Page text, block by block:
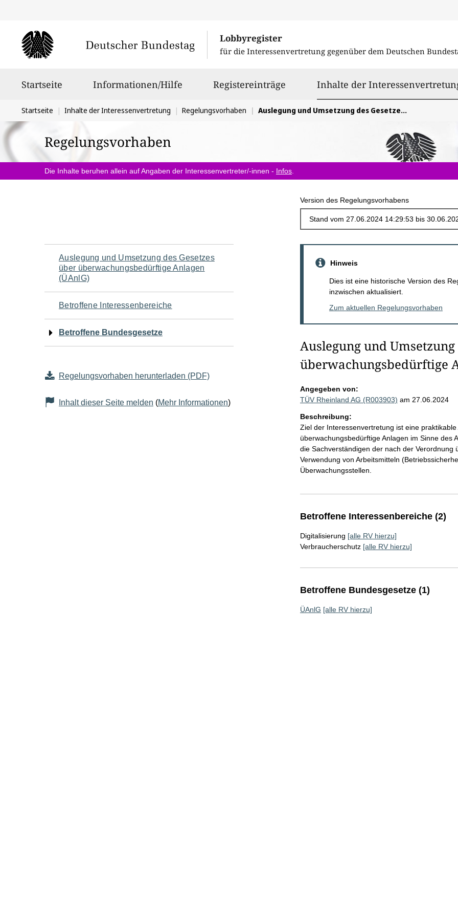
Lobbyregister
für die Interessenvertretung gegenüber dem Deutschen
Startseite Informationen/Hilfe Registereinträge Inhalte der
Sie
befinden
sich
hier:
Startseite Inhalte der Interessenvertretung Regelungsvorhaben Auslegung und Umsetzung des Gesetzes über überwachungsbedürftige Anlagen (ÜAnlG)
Regelungsvorhaben
Die Inhalte beruhen allein auf Angaben der Interessenvertreter/-innen - Infos
Version des Regelungsvorhabens
Navigation
für
den
Seiteninhalt
Auslegung und Umsetzung des Gesetzes
über überwachungsbedürftige Anlagen
(ÜAnlG)
Betroffene Interessenbereiche
Betroffene Bundesgesetze
Regelungsvorhaben herunterladen (PDF)
Inhalt dieser Seite melden (Mehr Informationen)
Hinweis
Dies ist eine historische Version des
inzwischen aktualisiert.
Zum aktuellen Regelungsvorhaben
Auslegung und Umsetzung
überwachungsbedürftige
Angegeben von:
TÜV Rheinland AG (R003903) am 27.06.2024
Beschreibung:
Ziel der Interessenvertretung ist eine
überwachungsbedürftige Anlagen im Sinne des
die Sachverständigen der nach der
Verwendung von Arbeitsmitteln
Überwachungsstellen.
Betroffene Interessenbereiche (2)
Digitalisierung [alle RV hierzu]
Verbraucherschutz [alle RV hierzu]
Betroffene Bundesgesetze (1)
ÜAnlG [alle RV hierzu]